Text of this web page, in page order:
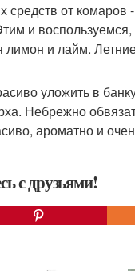
от
и
лимон и лайм.
уложить в
Небрежно
ароматно и
с друзьями!